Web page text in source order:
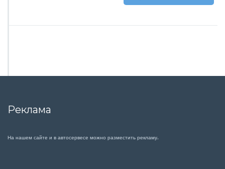
Реклама
На нашем сайте и в автосервесе можно разместить рекламу.